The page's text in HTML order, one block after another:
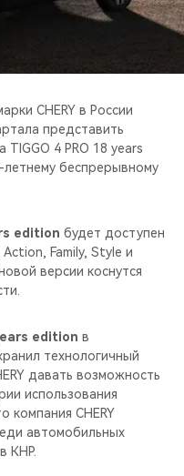
CHERY в России
представить
4 PRO 18 years
беспрерывному
edition будет доступен
Family, Style и
версии коснутся
edition в
технологичный
давать возможность
использования
компания CHERY
автомобильных
КНР.